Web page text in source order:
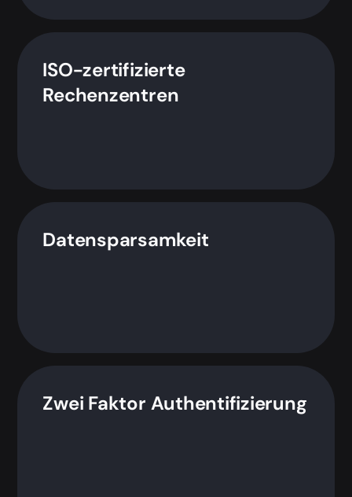
ISO-zertifizierte
Rechenzentren
Datensparsamkeit
Zwei Faktor Authentifizierung